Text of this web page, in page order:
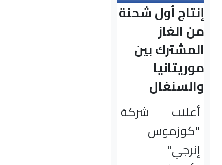
إنتاج أول شحنة
من الغاز
المشترك بين
موريتانيا
والسنغال
أعلنت شركة
"كوزموس
إنرجي"